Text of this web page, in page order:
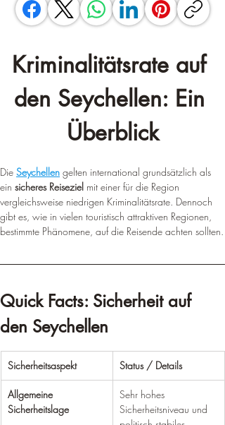
Kriminalitätsrate auf
den Seychellen: Ein
Überblick
Die Seychellen gelten international grundsätzlich als
ein sicheres Reiseziel mit einer für die Region
vergleichsweise niedrigen Kriminalitätsrate. Dennoch
gibt es, wie in vielen touristisch attraktiven Regionen,
bestimmte Phänomene, auf die Reisende achten sollten.
Quick Facts: Sicherheit auf
den Seychellen
Sicherheitsaspekt Status / Details
Allgemeine
Sicherheitslage
Sehr hohes
Sicherheitsniveau und